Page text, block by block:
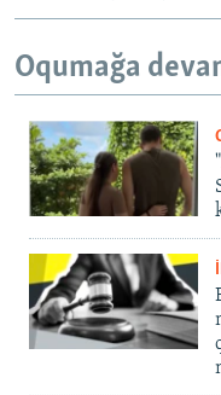
Oqumağa